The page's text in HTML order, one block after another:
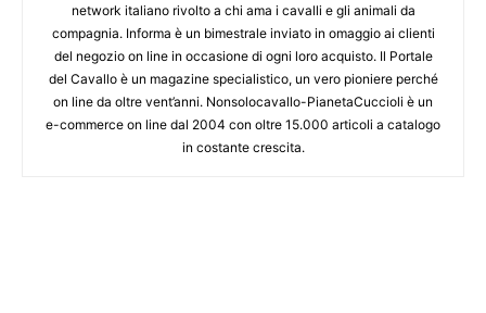
network italiano rivolto a chi ama i cavalli e gli animali da
compagnia. Informa è un bimestrale inviato in omaggio ai clienti
del negozio on line in occasione di ogni loro acquisto. Il Portale
del Cavallo è un magazine specialistico, un vero pioniere perché
on line da oltre vent’anni. Nonsolocavallo-PianetaCuccioli è un
e-commerce on line dal 2004 con oltre 15.000 articoli a catalogo
in costante crescita.